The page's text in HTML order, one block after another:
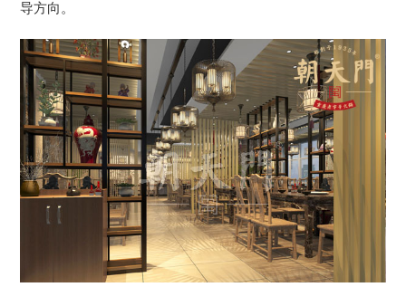
导方向。